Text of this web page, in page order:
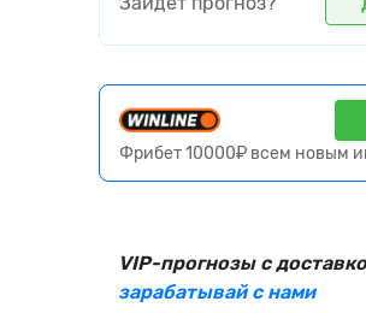
Фрибет 10000₽ всем новым
VIP-прогнозы с
зарабатывай с нами